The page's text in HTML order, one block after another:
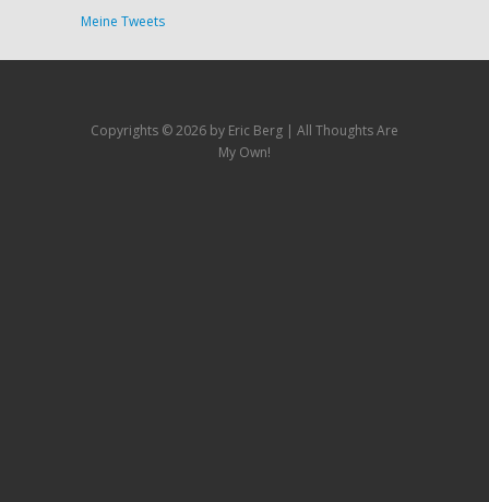
Meine Tweets
Copyrights ©2026 by Eric Berg | All Thoughts Are
My Own!